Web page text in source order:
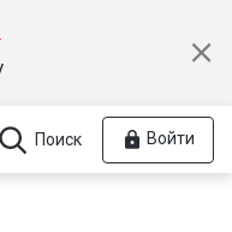
Поиск Войти